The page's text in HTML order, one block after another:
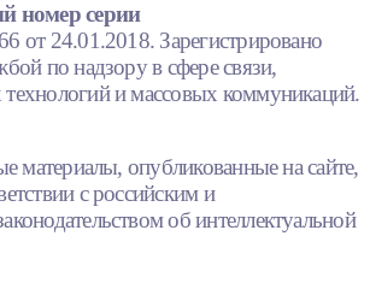
номер серии
24.01.2018. Зарегистрировано
по надзору в сфере связи,
и массовых коммуникаций.
материалы, опубликованные на сайте,
с российским и
об интеллектуальной